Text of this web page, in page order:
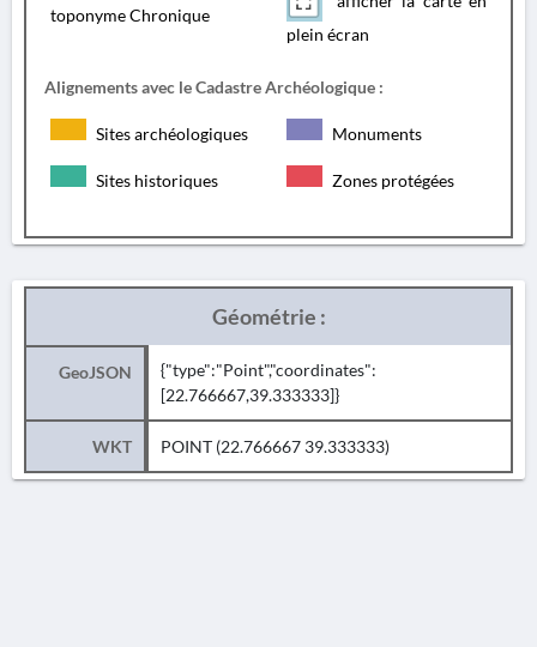
toponyme Chronique
plein écran
Alignements avec le Cadastre Archéologique :
Sites archéologiques Monuments
Sites historiques Zones protégées
Géométrie :
GeoJSON
{"type":"Point","coordinates":
[22.766667,39.333333]}
WKT POINT (22.766667 39.333333)